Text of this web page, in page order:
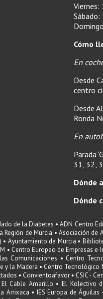
Cómo
En
Desde
centro
Desde
Ronda
En
Parada
31, 32,
Dónde
Dónde
de la Diabetes • ADN Centro
Región de Murcia • Asociación
• Ayuntamiento de Murcia •
• Centro Europeo de
Comunicaciones • Centro
la Madera • Centro
• Convientoafavor • CSIC -
Cable Amarillo • El Kolectivo
• IES Europa de